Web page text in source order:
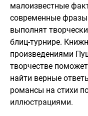
малоизвестные
современные
выполнят
блиц-турнире.
произведениями
творчестве
найти верные
романсы на стихи
иллюстрациями.